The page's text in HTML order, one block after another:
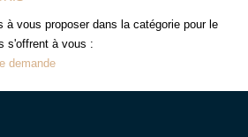
COMPTE
EN
à vous proposer dans la catégorie pour le
s'offrent à vous :
demande